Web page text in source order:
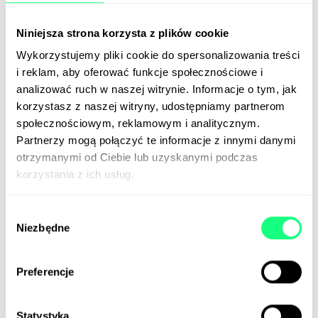
Niniejsza strona korzysta z plików cookie
Wykorzystujemy pliki cookie do spersonalizowania treści
i reklam, aby oferować funkcje społecznościowe i
analizować ruch w naszej witrynie. Informacje o tym, jak
korzystasz z naszej witryny, udostępniamy partnerom
społecznościowym, reklamowym i analitycznym.
Partnerzy mogą połączyć te informacje z innymi danymi
otrzymanymi od Ciebie lub uzyskanymi podczas
korzystania z ich usług.
zgody
Niezbędne
Preferencje
Statystyka
tylko kliknąć w link, aby zostać przekierowanym do
influencerzy oraz sami klienci. Nowa funkcja na
razie będzie dostępna dla wybranych użytkowników
w Stanach Zjednoczonych. Wygląda na to, że walka
na rynku handlu społecznościowego dopiero się
rozkręca.
📰Marketing Dive
Disney z reklamami
8 grudnia na amerykańskim rynku ruszył tańszy, bo
wspierany reklamami, pakiet Disney+. Na platformie
takimi markami jak Starbucks czy P&G. Widzowie
mają do wyboru kilka opcji z reklamami, najtańsza z